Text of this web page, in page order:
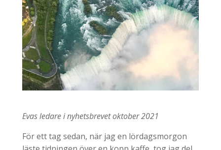
Evas ledare i nyhetsbrevet oktober 2021
För ett tag sedan, när jag en lördagsmorgon